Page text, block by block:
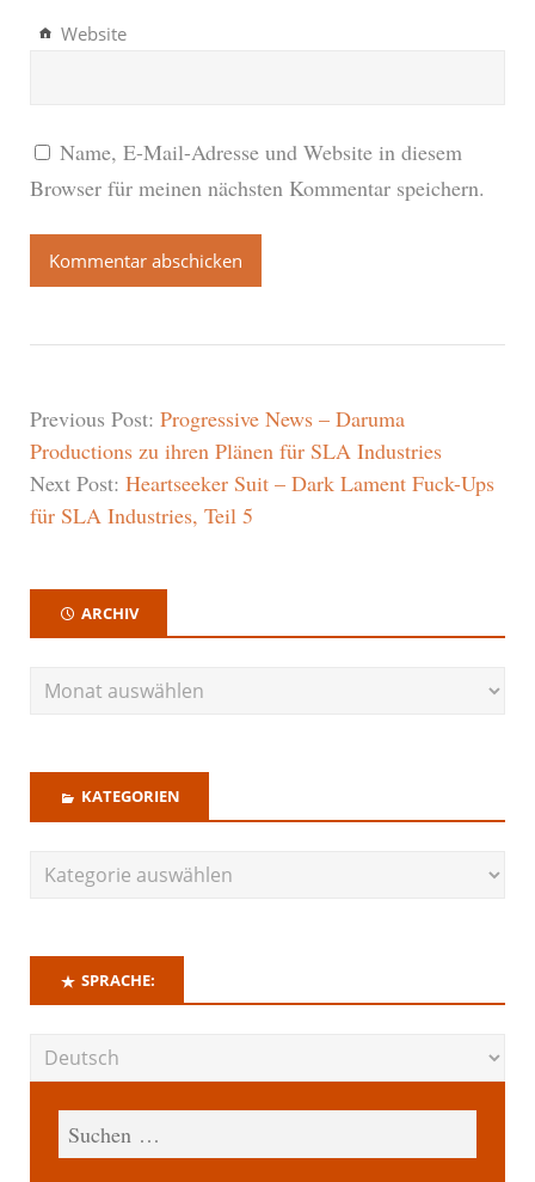
Website
Name, E-Mail-Adresse und Website in diesem
Browser für meinen nächsten Kommentar speichern.
Previous Post: Progressive News – Daruma
Productions zu ihren Plänen für SLA Industries
Next Post: Heartseeker Suit – Dark Lament Fuck-Ups
für SLA Industries, Teil 5
ARCHIV
KATEGORIEN
SPRACHE: